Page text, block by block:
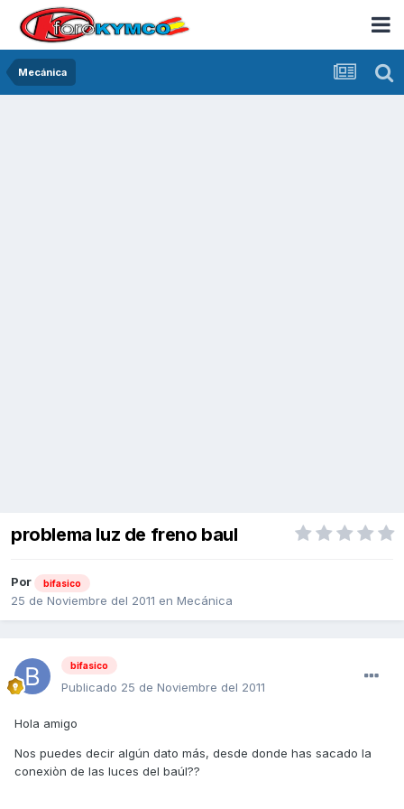
Mecánica
problema luz de freno baul
Por bifasico
25 de Noviembre del 2011 en Mecánica
bifasico
Publicado 25 de Noviembre del 2011
Hola amigo
Nos puedes decir algún dato más, desde donde has sacado la
conexiòn de las luces del baúl??